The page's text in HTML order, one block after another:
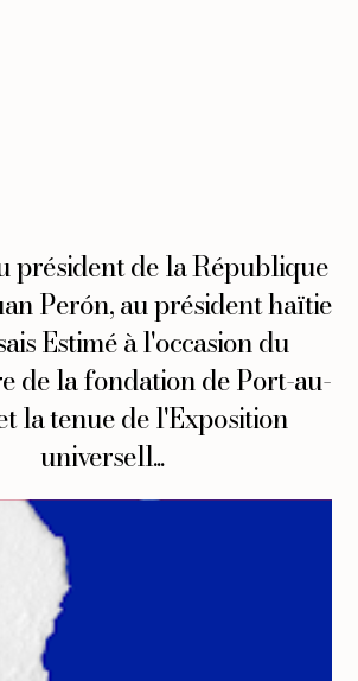
président de la République
Perón, au président haïtien
Estimé à l'occasion du
de la fondation de Port-au-
la tenue de l'Exposition
universell...